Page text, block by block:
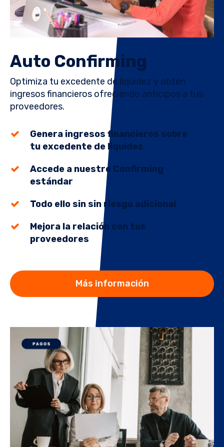
Auto Confirming
Optimiza tu excedente de liquidez y obtén
ingresos financieros ofreciendo anticipos a tus
proveedores.
Genera ingresos financieros sobre
tu excedente de liquidez
Accede a nuestro Confirming
estándar
Todo ello sin sin riesgo adicional
Mejora la relación con tus
proveedores
Más información